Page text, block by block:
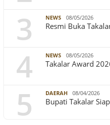
3 NEWS 08/05/2026
Resmi Buka
4 NEWS 08/05/2026
Takalar Award
5 DAERAH 08/04/2026
Bupati Takalar